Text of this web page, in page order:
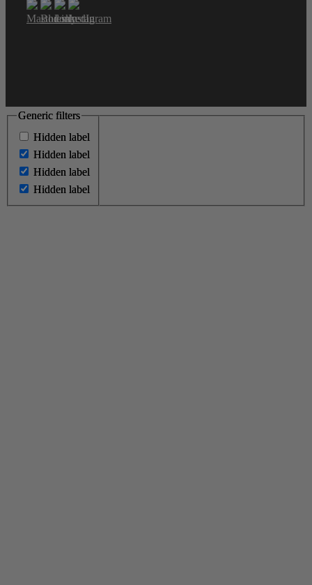
Generic filters
Hidden label
Hidden label
Hidden label
Hidden label
Generic filters
Hidden label
Hidden label
Hidden label
Hidden label